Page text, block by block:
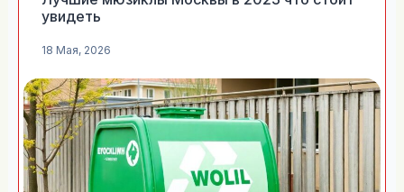
увидеть
18 Мая, 2026